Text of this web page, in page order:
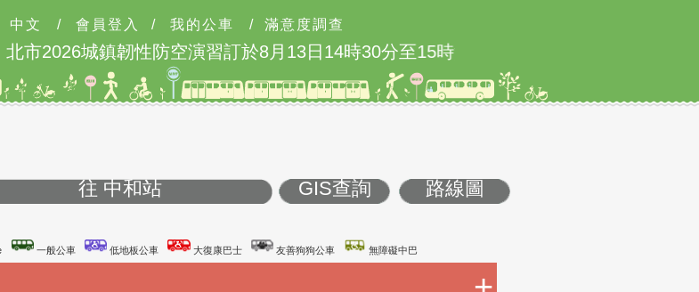
中文 / 會員登入 / 我的公車 / 滿意度調查
北市2026城鎮韌性防空演習訂於8月13日14時30分至15時實施
往 中和站 GIS查詢
無障礙中巴